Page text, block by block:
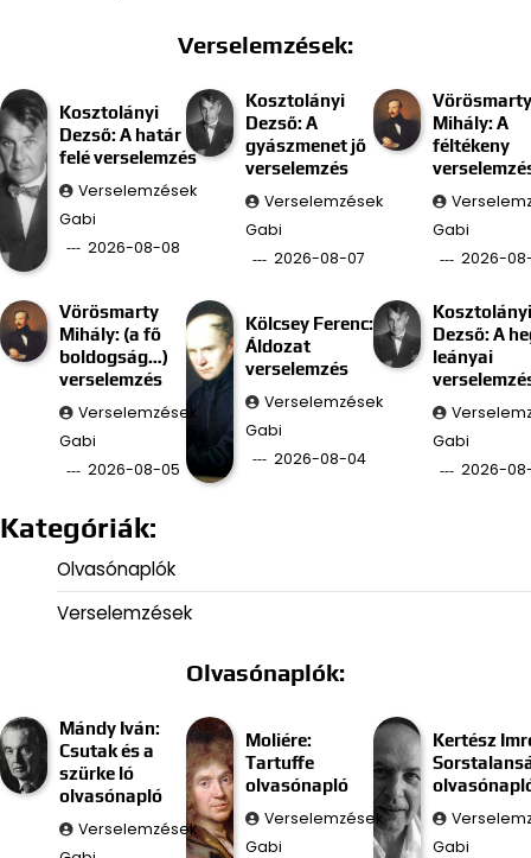
Verselemzések:
Kosztolányi
Dezső: A határ
felé verselemzés
Verselemzések
Gabi
2026-08-08
Kosztolányi
Dezső: A
gyászmenet jő
verselemzés
Verselemzések
Gabi
2026-08-07
Vörösmarty
Mihály: A
féltékeny
Gabi
2026-
Vörösmarty
Mihály: (a fő
boldogság…)
verselemzés
Verselemzések
Gabi
2026-08-05
Kölcsey Ferenc:
Áldozat
verselemzés
Verselemzések
Gabi
2026-08-04
Kosztolányi
Dezső: A
leányai
Gabi
2026-
Kategóriák:
Olvasónaplók
Verselemzések
Olvasónaplók:
Mándy Iván:
Csutak és a
szürke ló
olvasónapló
Verselemzések
Moliére:
Tartuffe
olvasónapló
Verselemzések
Gabi
Kertész
Gabi